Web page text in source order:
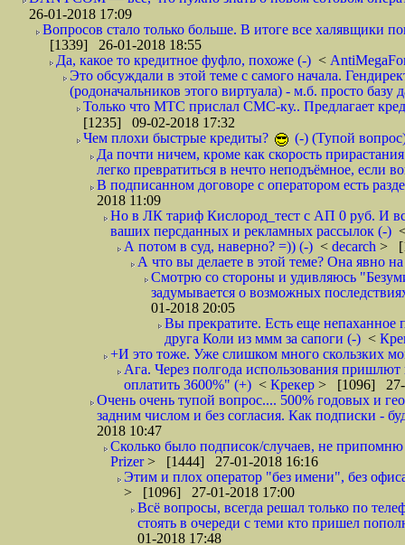
26-01-2018 17:09
Вопросов стало только больше. В итоге все халявщики
[1339] 26-01-2018 18:55
Да, какое то кредитное фуфло, похоже (-) <
Это обсуждали в этой теме с самого начала.
(родоначальников этого виртуала) - м.б. просто
Только что МТС прислал СМС-ку.. Предлагает
[1235] 09-02-2018 17:32
Чем плохи быстрые кредиты?
(-) (Тупой
Да почти ничем, кроме как скорость
легко превратиться в нечто неподъёмное, если
В подписанном договоре с оператором есть
2018 11:09
Но в ЛК тариф Кислород_тест с АП 0 руб. И
ваших персданных и рекламных рассылок (-)
А потом в суд, наверно? =)) (-) < decarch >
А что вы делаете в этой теме? Она явно
Смотрю со стороны и удивляюсь
задумывается о возможных
01-2018 20:05
Вы прекратите. Есть еще непаханное
друга Коли из ммм за сапоги (-) <
+И это тоже. Уже слишком много скользких
Ага. Через полгода использования
оплатить 3600%" (+) < Крекер > [1096] 27-
Очень очень тупой вопрос.... 500% годовых и
задним числом и без согласия. Как подписки -
2018 10:47
Сколько было подписок/случаев, не
Prizer> [1444] 27-01-2018 16:16
Этим и плох оператор "без имени", без
> [1096] 27-01-2018 17:00
Всё вопросы, всегда решал только по
стоять в очереди с теми кто пришел
01-2018 17:48